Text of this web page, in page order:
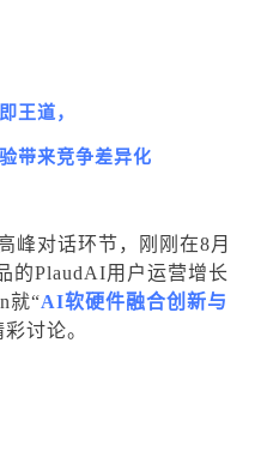
王道，
带来竞争差异化
峰对话环节，刚刚在8月
的PlaudAI用户运营增长
就“AI软硬件融合创新与
讨论。